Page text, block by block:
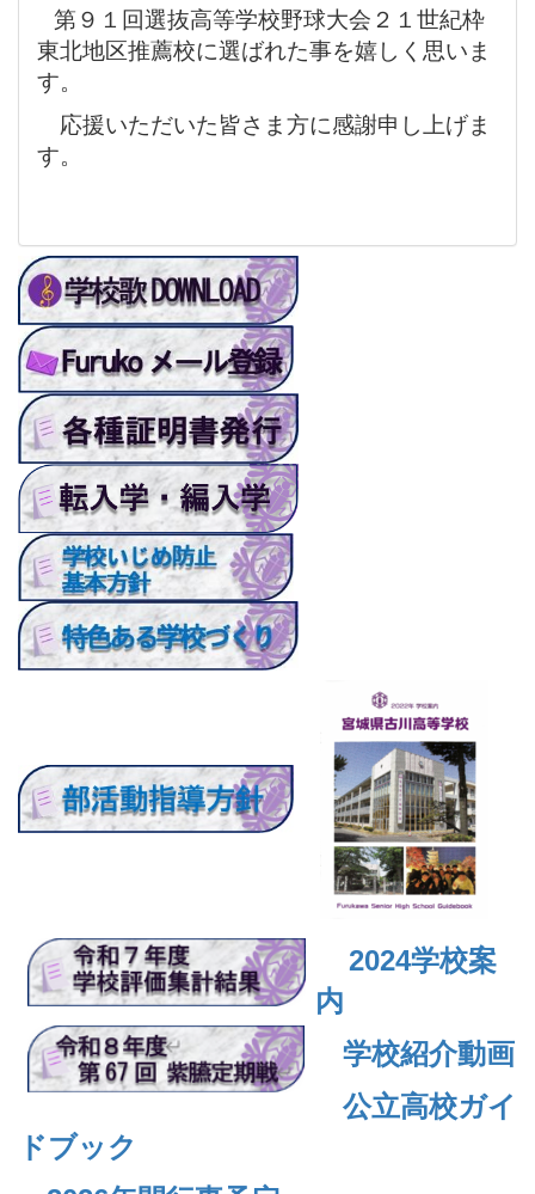
第９１回選抜高等学校野球大会２１世紀枠
東北地区推薦校に選ばれた事を嬉しく思いま
す。
応援いただいた皆さま方に感謝申し上げま
す。
2024学校案
内
学校紹介動画
公立高校ガイ
ドブック